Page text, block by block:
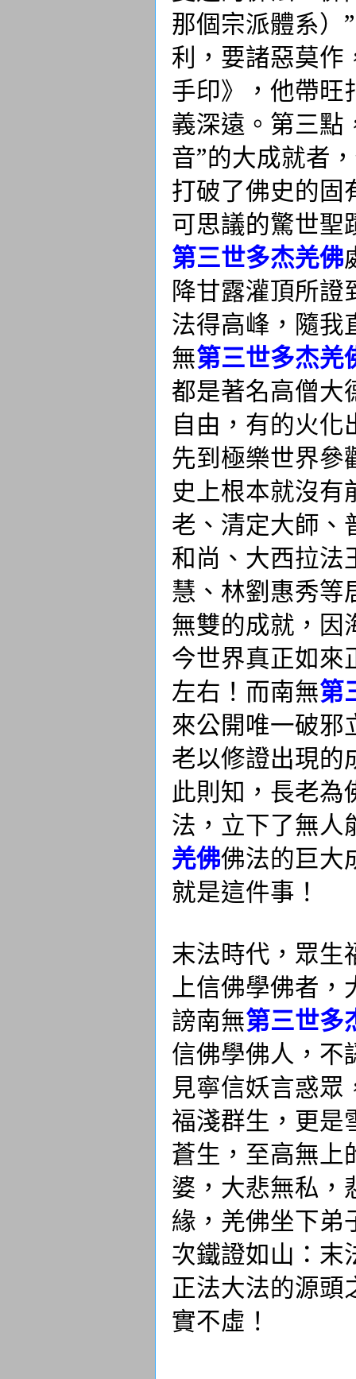
那個宗派體系）
利，要諸惡莫作
手印》，他帶旺
義深遠。第三點
音”的大成就者
打破了佛史的固
可思議的驚世聖
第三世多杰羌佛
降甘露灌頂所證
法得高峰，隨我
無第三世多杰羌
都是著名高僧大
自由，有的火
先到極樂世界參
史上根本就沒有
老、清定大師、
和尚、大西拉法
慧、林劉惠秀等
無雙的成就，因
今世界真正如來
左右！而南無第
來公開唯一破邪
老以修證出現的
此則知，長老為
法，立下了無人
羌佛佛法的巨大
就是這件事！
末法時代，眾生
上信佛學佛者，
謗南無第三世多
信佛學佛人，不
見寧信妖言惑
福淺群生，更是
蒼生，至高無上
婆，大悲無私，
緣，羌佛坐下弟
次鐵證如山：末
正法大法的源頭
實不虛！